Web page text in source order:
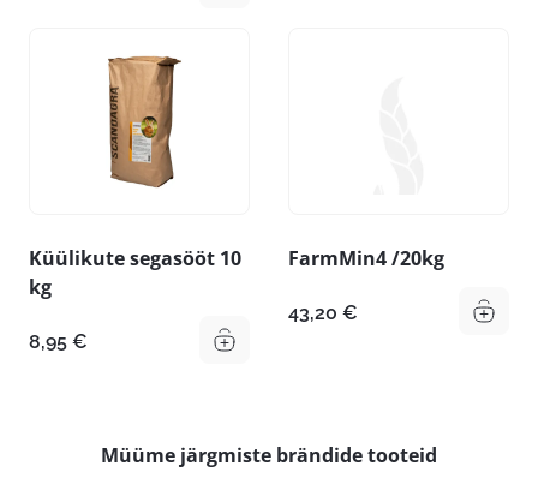
Küülikute segasööt 10
kg
8,95 €
FarmMin4 /20kg
43,20 €
Müüme järgmiste brändide tooteid